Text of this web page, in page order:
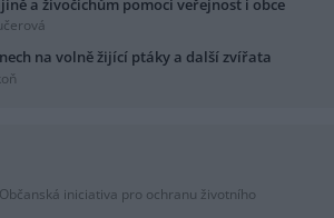
na volně žijící ptáky a další zvířata
iniciativa pro ochranu životního